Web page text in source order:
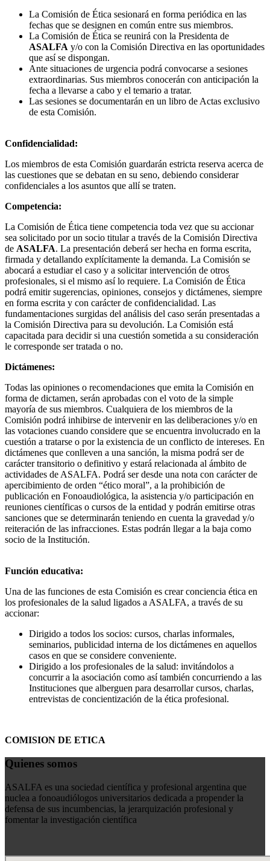
La Comisión de Ética sesionará en forma periódica en las
fechas que se designen en común entre sus miembros.
La Comisión de Ética se reunirá con la Presidenta de
ASALFA y/o con la Comisión Directiva en las oportunidades
que así se dispongan.
Ante situaciones de urgencia podrá convocarse a sesiones
extraordinarias. Sus miembros conocerán con anticipación la
fecha a llevarse a cabo y el temario a tratar.
Las sesiones se documentarán en un libro de Actas exclusivo
de esta Comisión.
Confidencialidad:
Los miembros de esta Comisión guardarán estricta reserva acerca de
las cuestiones que se debatan en su seno, debiendo considerar
confidenciales a los asuntos que allí se traten.
Competencia:
La Comisión de Ética tiene competencia toda vez que su accionar
sea solicitado por un socio titular a través de la Comisión Directiva
de ASALFA. La presentación deberá ser hecha en forma escrita,
firmada y detallando explícitamente la demanda. La Comisión se
abocará a estudiar el caso y a solicitar intervención de otros
profesionales, si el mismo así lo requiere. La Comisión de Ética
podrá emitir sugerencias, opiniones, consejos y dictámenes, siempre
en forma escrita y con carácter de confidencialidad. Las
fundamentaciones surgidas del análisis del caso serán presentadas a
la Comisión Directiva para su devolución. La Comisión está
capacitada para decidir si una cuestión sometida a su consideración
le corresponde ser tratada o no.
Dictámenes:
Todas las opiniones o recomendaciones que emita la Comisión en
forma de dictamen, serán aprobadas con el voto de la simple
mayoría de sus miembros. Cualquiera de los miembros de la
Comisión podrá inhibirse de intervenir en las deliberaciones y/o en
las votaciones cuando considere que se encuentra involucrado en la
cuestión a tratarse o por la existencia de un conflicto de intereses. En
dictámenes que conlleven a una sanción, la misma podrá ser de
carácter transitorio o definitivo y estará relacionada al ámbito de
actividades de ASALFA. Podrá ser desde una nota con carácter de
apercibimiento de orden “ético moral”, a la prohibición de
publicación en Fonoaudiológica, la asistencia y/o participación en
reuniones científicas o cursos de la entidad y podrán emitirse otras
sanciones que se determinarán teniendo en cuenta la gravedad y/o
reiteración de las infracciones. Estas podrán llegar a la baja como
socio de la Institución.
Función educativa:
Una de las funciones de esta Comisión es crear conciencia ética en
los profesionales de la salud ligados a ASALFA, a través de su
accionar:
Dirigido a todos los socios: cursos, charlas informales,
seminarios, publicidad interna de los dictámenes en aquellos
casos en que se considere conveniente.
Dirigido a los profesionales de la salud: invitándolos a
concurrir a la asociación como así también concurriendo a las
Instituciones que alberguen para desarrollar cursos, charlas,
entrevistas de concientización de la ética profesional.
COMISION DE ETICA
Quienes somos
ASALFA es una sociedad científica y profesional argentina que
nuclea a fonoaudiólogos universitarios dedicada a propender la
defensa de sus incumbencias, la jerarquización profesional y
fomentar la investigación científica